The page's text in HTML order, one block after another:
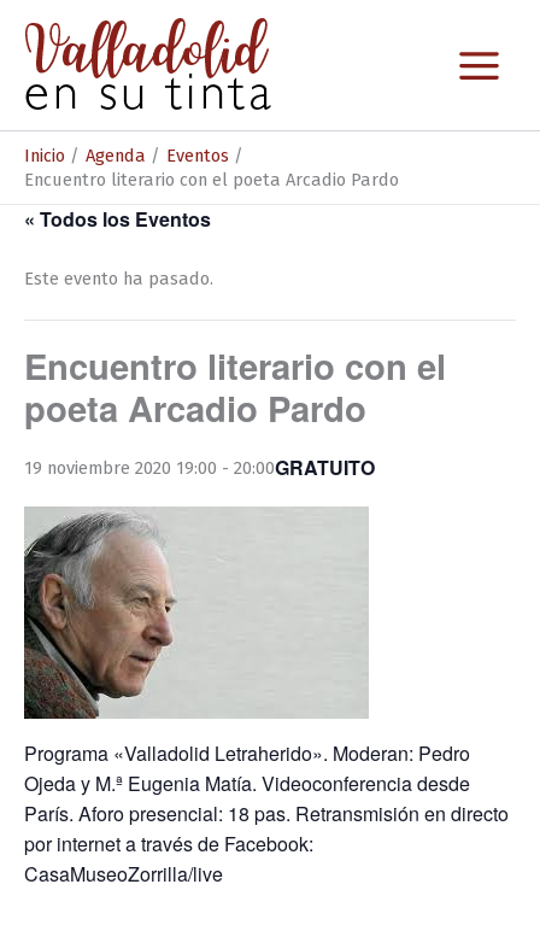
contenido
Inicio Agenda
Eventos
Encuentro literario con el poeta Arcadio Pardo
« Todos los Eventos
Este evento ha pasado.
Encuentro literario con el
poeta Arcadio Pardo
19 noviembre 2020 19:00 - 20:00GRATUITO
Programa «Valladolid Letraherido». Moderan: Pedro
Ojeda y M.ª Eugenia Matía. Videoconferencia desde
París. Aforo presencial: 18 pas. Retransmisión en directo
por internet a través de Facebook:
CasaMuseoZorrilla/live